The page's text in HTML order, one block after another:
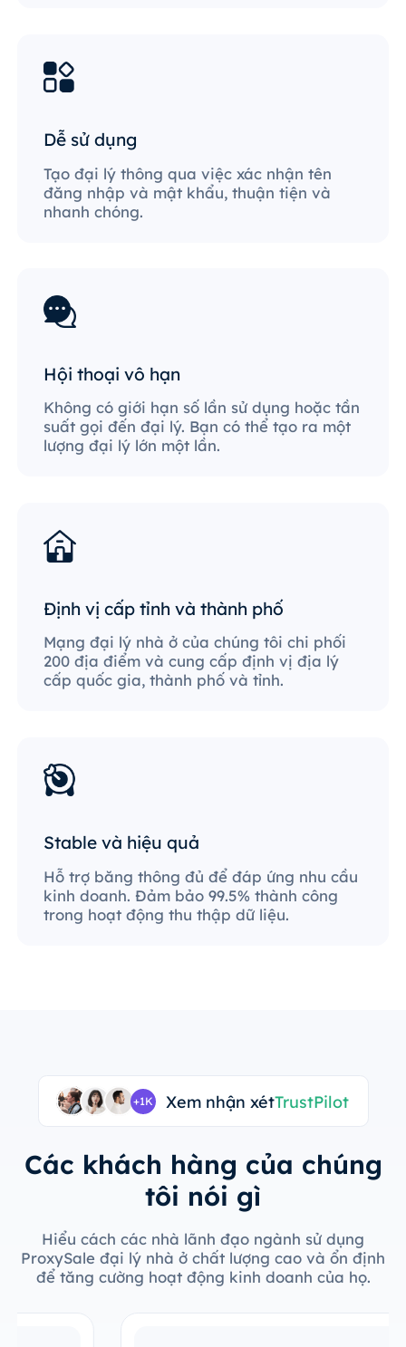
Dễ sử dụng
Tạo đại lý thông qua việc xác nhận tên
đăng nhập và mật khẩu, thuận tiện và
nhanh chóng.
Hội thoại vô hạn
Không có giới hạn số lần sử dụng hoặc tần
suất gọi đến đại lý. Bạn có thể tạo ra một
lượng đại lý lớn một lần.
Định vị cấp tỉnh và thành phố
Mạng đại lý nhà ở của chúng tôi chi phối
200 địa điểm và cung cấp định vị địa lý
cấp quốc gia, thành phố và tỉnh.
Stable và hiệu quả
Hỗ trợ băng thông đủ để đáp ứng nhu cầu
kinh doanh. Đảm bảo 99.5% thành công
trong hoạt động thu thập dữ liệu.
+1K Xem nhận xétTrustPilot
Các khách hàng của chúng
tôi nói gì
Hiểu cách các nhà lãnh đạo ngành sử dụng
ProxySale đại lý nhà ở chất lượng cao và ổn định
để tăng cường hoạt động kinh doanh của họ.